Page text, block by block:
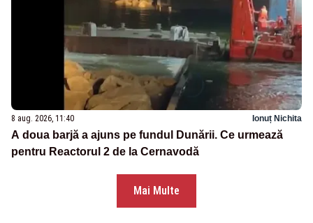
8 aug. 2026, 11:40 Ionuț Nichita
A doua barjă a ajuns pe fundul Dunării. Ce urmează
pentru Reactorul 2 de la Cernavodă
Mai Multe